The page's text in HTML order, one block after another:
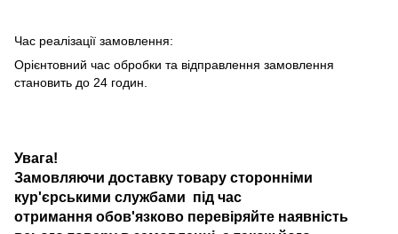
Час реалізації замовлення:
Орієнтовний час обробки та відправлення замовлення
становить до 24 годин.
Увага!
Замовляючи доставку товару сторонніми
кур'єрськими службами під час
отримання обов'язково перевіряйте наявність